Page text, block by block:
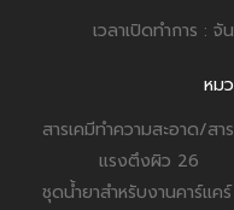
เวลาเปิดทำการ :
หม
สารเคมีทำความสะอาด/สา
แรงตึงผิว 26
ชุดน้ำยาสำหรับงานคาร์แคร์